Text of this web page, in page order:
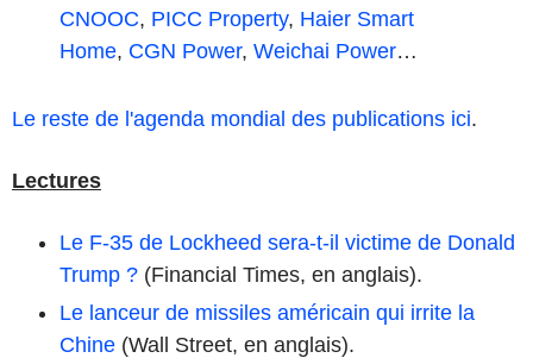
CNOOC, PICC Property, Haier Smart
Home, CGN Power, Weichai Power…
Le reste de l'agenda mondial des publications ici.
Lectures
Le F-35 de Lockheed sera-t-il victime de Donald
Trump ? (Financial Times, en anglais).
Le lanceur de missiles américain qui irrite la
Chine (Wall Street, en anglais).